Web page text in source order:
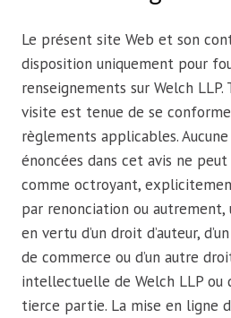
Le présent site Web et son
disposition uniquement pour
renseignements sur Welch
visite est tenue de se
règlements applicables.
énoncées dans cet avis ne
comme octroyant,
par renonciation ou
en vertu d’un droit d’auteur,
de commerce ou d’un autre
intellectuelle de Welch LLP ou
tierce partie. La mise en ligne